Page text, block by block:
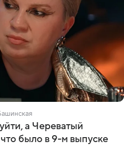
а Череватый
было в 9-м выпуске